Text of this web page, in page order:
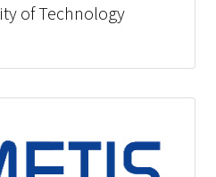
of Technology